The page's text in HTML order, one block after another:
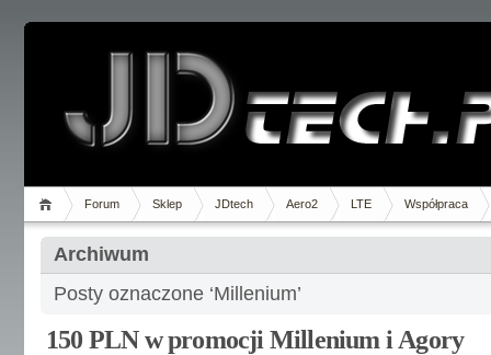
Forum Sklep JDtech Aero2 LTE Współpraca
Archiwum
Posty oznaczone ‘Millenium’
150 PLN w promocji Millenium i Agory